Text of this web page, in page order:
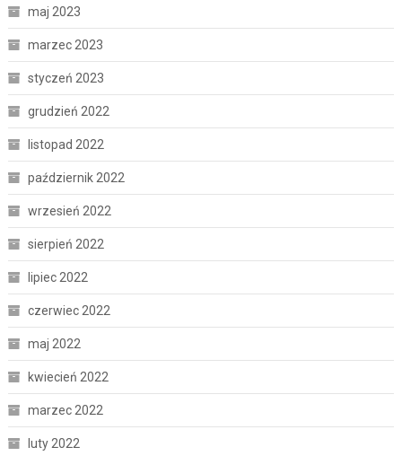
maj 2023
marzec 2023
styczeń 2023
grudzień 2022
listopad 2022
październik 2022
wrzesień 2022
sierpień 2022
lipiec 2022
czerwiec 2022
maj 2022
kwiecień 2022
marzec 2022
luty 2022